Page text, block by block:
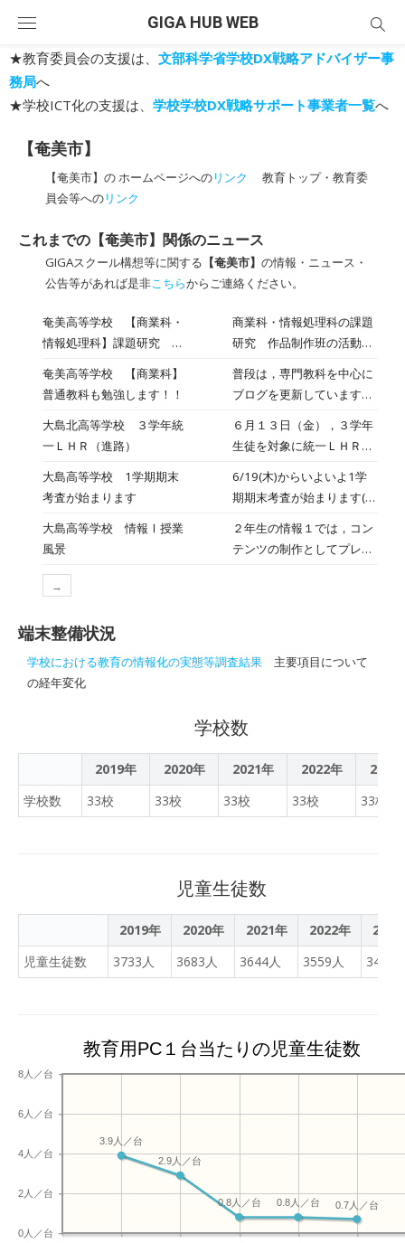
content
GIGA HUB WEB
★教育委員会の支援は、 文部科学省学校DX戦略アドバイザー事
務局へ
★学校ICT化の支援は、 学校学校DX戦略サポート事業者一覧へ
【奄美市】
【奄美市】の ホームページへのリンク
教育トップ・教育委
員会等へのリンク
これまでの【奄美市】関係のニュース
GIGAスクール構想等に関する 【奄美市】 の情報・ニュース・
公告等があれば是非こちらからご連絡ください。
奄美高等学校 【商業科・
情報処理科】課題研究 作
商業科・情報処理科の課題
研究 作品制作班の活動を
は、「動画・静止画の利用
例、効果について考え、ク
ライアントの 希望に応える
作品を制作できるように取
り組む」を目的に活動して
います。 １学期は、学校の
紹介動画制作から行いま
す。今日から本格的にスタ
ートです。 まずは、撮影の
画を撮りたいの？」「尺は
必死な様子でした。しか
し，めげずに、自分たちの
作りたい作品 を伝えていた
ようです。 別の班は、カメ
ラアングルのチェックをし
ました。 IMG_0035 引きと
のアングルなのかなど 強調
考え試行錯誤して取り組ん
でいました。 別の班では、
制止画と動画の組合せにつ
がら楽しく活動していま
す。 制作時間は短いです
上げて欲しいです！
奄美高等学校 【商業科】
普通教科も勉強します！！
普段は，専門教科を中心に
ブログを更新しています
時間授業）の３０時間で ３
分の２程度は，国語，数
学，英語などの普通教科の
授業があります。 本日は，
商業科２年生の地理総合の
授業です。 領域について，
大型モニターやタブレット
大島北高等学校 ３学年統
一ＬＨＲ（進路）
６月１３日（金），３学年
生徒を対象に統一ＬＨＲが
望・就職希望それぞれの進
路希望に対し，今後のスケ
ジュールや手続きの確認を
行いました。 ６月末の期末
た。
大島高等学校 1学期期末
考査が始まります
6/19(木)からいよいよ1学
期期末考査が始まります(土
生にとっては初の定期考査
になります。放課後の教室
ょう。 写真：放課後に学校
大島高等学校 情報Ⅰ授業
風景
２年生の情報１では，コン
テンツの制作としてプレゼ
す。４分間と限られた時間
で，様々なテーマについて
→
端末整備状況
学校における教育の情報化の実態等調査結果 主要項目について
の経年変化
学校数
2019年 2020年 2021年 2022年
2023
学校数
33校 33校 33校 33校 33校
児童生徒数
2019年 2020年 2021年 2022年
2023
児童生徒数
3733人 3683人 3644人 3559人 3455
教育用PC１台当たりの児童生徒数
0人／台
2人／台
4人／台
6人／台
8人／台
0.7人／台
0.8人／台
0.8人／台
2.9人／台
3.9人／台